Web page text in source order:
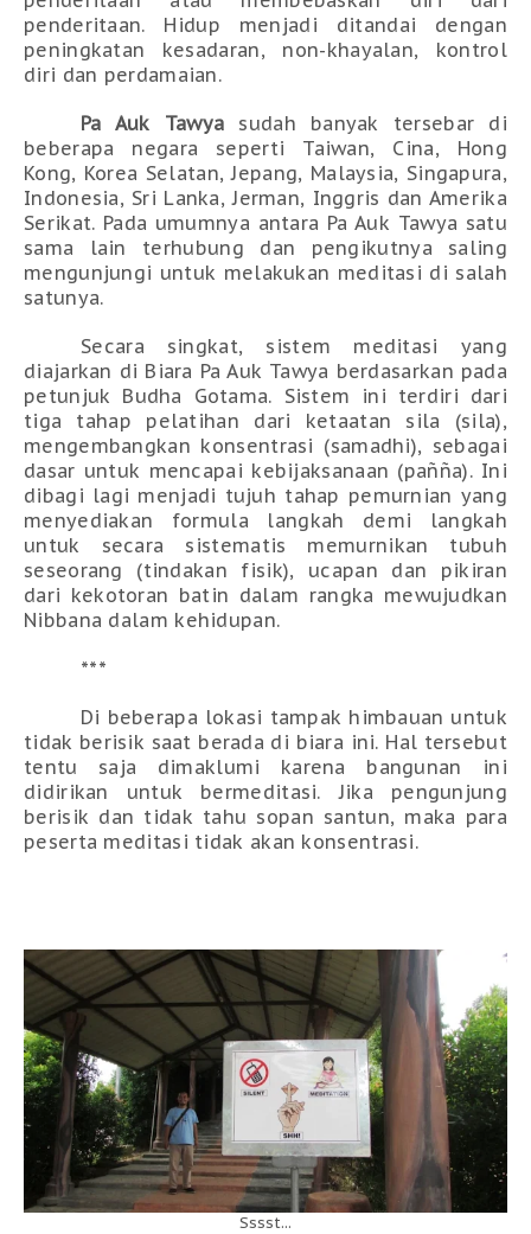
penderitaan. Hidup menjadi ditandai dengan
peningkatan kesadaran, non-khayalan, kontrol
diri dan perdamaian.
Pa Auk Tawya sudah banyak tersebar di
beberapa negara seperti Taiwan, Cina, Hong
Kong, Korea Selatan, Jepang, Malaysia, Singapura,
Indonesia, Sri Lanka, Jerman, Inggris dan Amerika
Serikat. Pada umumnya antara Pa Auk Tawya satu
sama lain terhubung dan pengikutnya saling
mengunjungi untuk melakukan meditasi di salah
satunya.
Secara singkat, sistem meditasi yang
diajarkan di Biara Pa Auk Tawya berdasarkan pada
petunjuk Budha Gotama. Sistem ini terdiri dari
tiga tahap pelatihan dari ketaatan sila (sila),
mengembangkan konsentrasi (samadhi), sebagai
dasar untuk mencapai kebijaksanaan (pañña). Ini
dibagi lagi menjadi tujuh tahap pemurnian yang
menyediakan formula langkah
demi
langkah
untuk secara sistematis memurnikan tubuh
seseorang (tindakan fisik), ucapan dan pikiran
dari kekotoran batin dalam rangka mewujudkan
Nibbana dalam kehidupan.
***
Di beberapa lokasi tampak himbauan untuk
tidak berisik saat berada di biara ini. Hal tersebut
tentu saja dimaklumi karena bangunan ini
didirikan untuk bermeditasi. Jika pengunjung
berisik dan tidak tahu sopan santun, maka para
peserta meditasi tidak akan konsentrasi.
Sssst...